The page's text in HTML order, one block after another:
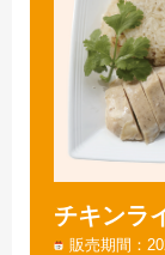
チキンラ
販売期間